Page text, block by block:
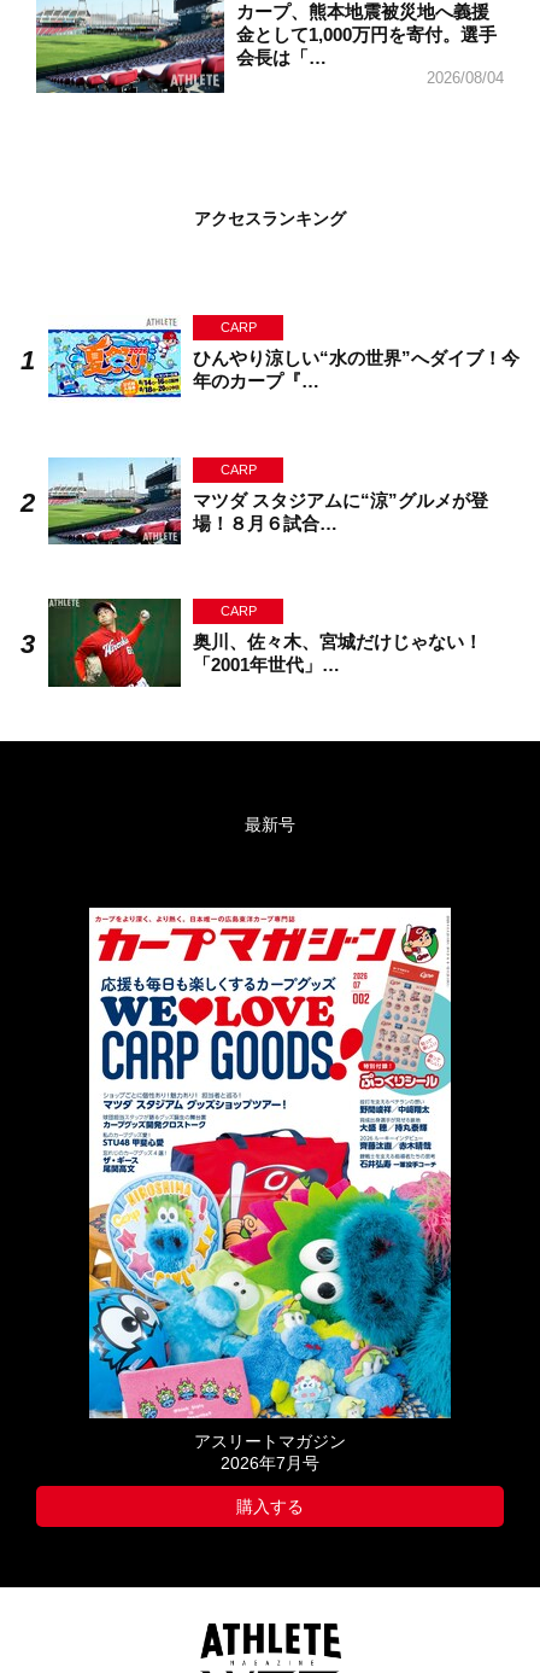
カープ、熊本地震被災地へ義援
金として1,000万円を寄付。選手
会長は「…
2026/08/04
アクセスランキング
CARP
ひんやり涼しい“水の世界”へダイブ！今
年のカープ『…
CARP
マツダ スタジアムに“涼”グルメが登
場！８月６試合…
CARP
奥川、佐々木、宮城だけじゃない！
「2001年世代」…
最新号
アスリートマガジン
2026年7月号
購入する